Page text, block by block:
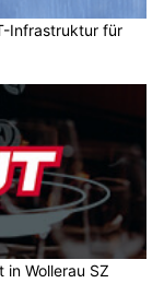
Infrastruktur für
in Wollerau SZ